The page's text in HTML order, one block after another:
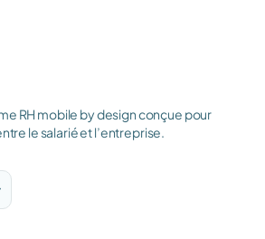
RH mobile by design conçue pour
le salarié et l’entreprise.